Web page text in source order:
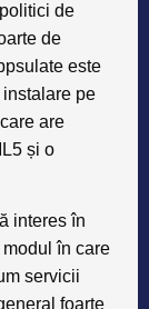
de
de
este
pe
are
și o
interes în
în care
servicii
foarte